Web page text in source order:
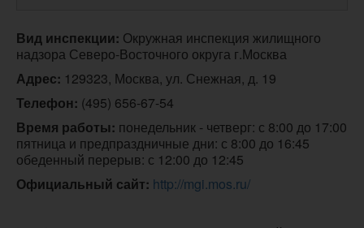
Вид инспекции: Окружная инспекция жилищного
надзора Северо-Восточного округа г.Москва
Адрес: 129323, Москва, ул. Снежная, д. 19
Телефон: (495) 656-67-54
Время работы: понедельник - четверг: с 8:00 до 17:00
пятница и предпраздничные дни: с 8:00 до 16:45
обеденный перерыв: с 12:00 до 12:45
Официальный сайт: http://mgi.mos.ru/